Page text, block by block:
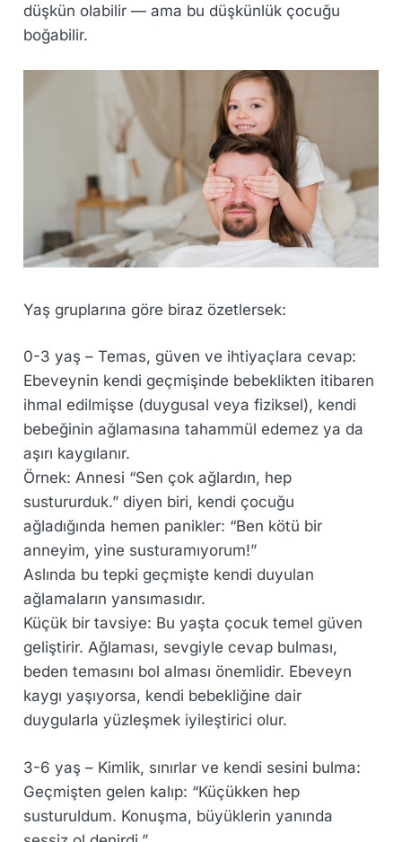
düşkün olabilir — ama bu düşkünlük çocuğu
boğabilir.
Yaş gruplarına göre biraz özetlersek:
0-3 yaş – Temas, güven ve ihtiyaçlara cevap:
Ebeveynin kendi geçmişinde bebeklikten itibaren
ihmal edilmişse (duygusal veya fiziksel), kendi
bebeğinin ağlamasına tahammül edemez ya da
aşırı kaygılanır.
Örnek: Annesi “Sen çok ağlardın, hep
sustururduk.” diyen biri, kendi çocuğu
ağladığında hemen panikler: “Ben kötü bir
anneyim, yine susturamıyorum!”
Aslında bu tepki geçmişte kendi duyulan
ağlamaların yansımasıdır.
Küçük bir tavsiye: Bu yaşta çocuk temel güven
geliştirir. Ağlaması, sevgiyle cevap bulması,
beden temasını bol alması önemlidir. Ebeveyn
kaygı yaşıyorsa, kendi bebekliğine dair
duygularla yüzleşmek iyileştirici olur.
3-6 yaş – Kimlik, sınırlar ve kendi sesini bulma:
Geçmişten gelen kalıp: “Küçükken hep
susturuldum. Konuşma, büyüklerin yanında